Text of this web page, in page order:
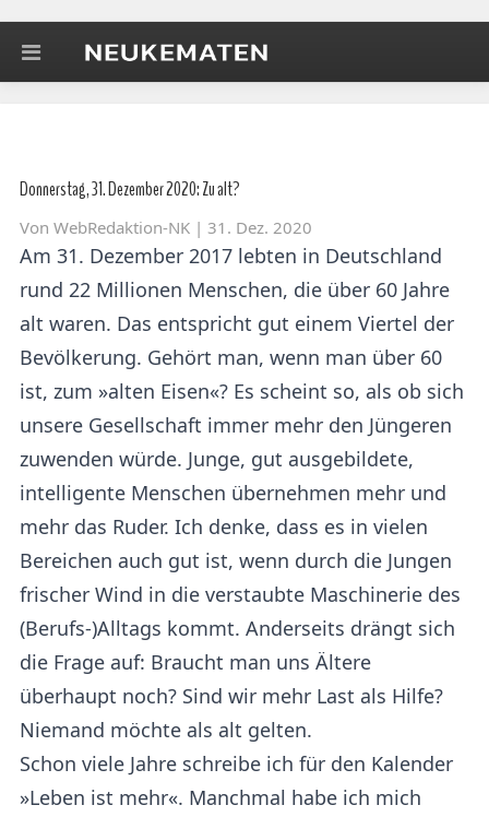
Donnerstag, 31. Dezember 2020: Zu alt?
Von WebRedaktion-NK | 31. Dez. 2020
Am 31. Dezember 2017 lebten in Deutschland
rund 22 Millionen Menschen, die über 60 Jahre
alt waren. Das entspricht gut einem Viertel der
Bevölkerung. Gehört man, wenn man über 60
ist, zum »alten Eisen«? Es scheint so, als ob sich
unsere Gesellschaft immer mehr den Jüngeren
zuwenden würde. Junge, gut ausgebildete,
intelligente Menschen übernehmen mehr und
mehr das Ruder. Ich denke, dass es in vielen
Bereichen auch gut ist, wenn durch die Jungen
frischer Wind in die verstaubte Maschinerie des
(Berufs-)Alltags kommt. Anderseits drängt sich
die Frage auf: Braucht man uns Ältere
überhaupt noch? Sind wir mehr Last als Hilfe?
Niemand möchte als alt gelten.
Schon viele Jahre schreibe ich für den Kalender
»Leben ist mehr«. Manchmal habe ich mich